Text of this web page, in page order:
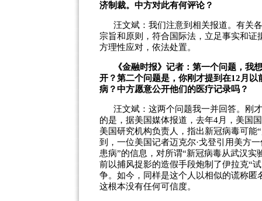
济制裁。中方对此有何评论？
汪文斌：我们注意到相关报道。有关
宗旨和原则，符合国际法，立足事实和
方理性应对，依法处置。
《金融时报》记者：第一个问题，我
开？第二个问题是，你刚才提到在12月
病？中方愿意公开他们的医疗记录吗？
汪文斌：这两个问题我一并回答。刚
的是，据美国媒体报道，去年4月，美国
美国研究机构负责人，指出新冠病毒可
到，一位美国记者迈克尔·戈登引用美方
患病”的信息，对所谓“新冠病毒从武汉
前以捕风捉影的造假手段炮制了伊拉克“
争。如今，同样是这个人以相似的谎称匿
这根本没有任何可信度。